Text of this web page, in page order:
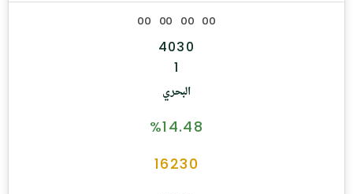
البحري
%14.48
16230
00 00 00 00
4030
1